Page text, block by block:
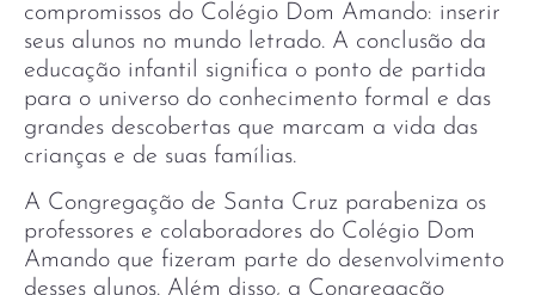
compromissos do Colégio Dom Amando: inserir
seus alunos no mundo letrado. A conclusão da
educação infantil significa o ponto de partida
para o universo do conhecimento formal e das
grandes descobertas que marcam a vida das
crianças e de suas famílias.
A Congregação de Santa Cruz parabeniza os
professores e colaboradores do Colégio Dom
Amando que fizeram parte do desenvolvimento
desses alunos. Além disso, a Congregação